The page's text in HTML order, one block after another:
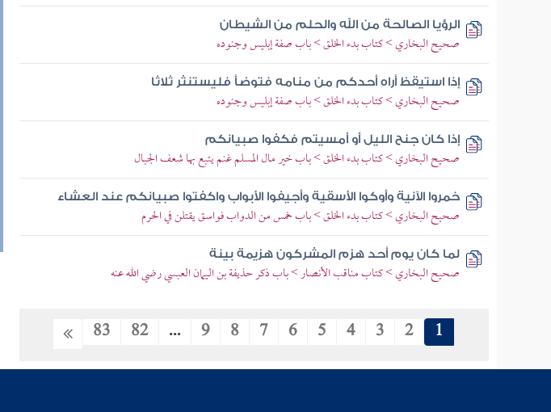
الرؤيا الصالحة من الله والحلم من الشيطان
صحيح البخاري > كتاب بدء الخلق > باب صفة إبليس وجنوده
إذا استيقظ أراه أحدكم من منامه فتوضأ فليستنثر ثلاثا
صحيح البخاري > كتاب بدء الخلق > باب صفة إبليس وجنوده
إذا كان جنح الليل أو أمسيتم فكفوا صبيانكم
صحيح البخاري > كتاب بدء الخلق > باب خير مال المسلم غنم يتبع بها شعف الجبال
خمروا الآنية وأوكوا الأسقية وأجيفوا الأبواب واكفتوا صبيانكم عند العشاء
صحيح البخاري > كتاب بدء الخلق > باب خمس من الدواب فواسق يقتلن في الحرم
لما كان يوم أحد هزم المشركون هزيمة بينة
صحيح البخاري > كتاب مناقب الأنصار > باب ذكر حذيفة بن اليمان العبسي رضي الله عنه
1
2
3
4
5
6
7
8
9
...
82
83